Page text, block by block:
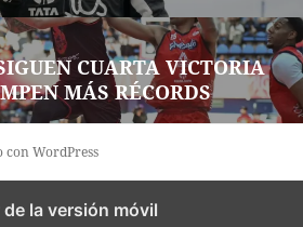
CUARTA VICTORIA
MÁS RÉCORDS
con WordPress
de la versión móvil